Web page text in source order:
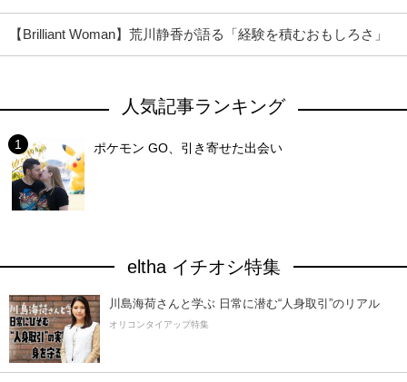
【Brilliant Woman】荒川静香が語る「経験を積むおもしろさ」
人気記事ランキング
ポケモン GO、引き寄せた出会い
eltha イチオシ特集
川島海荷さんと学ぶ 日常に潜む“人身取引”のリアル
オリコンタイアップ特集